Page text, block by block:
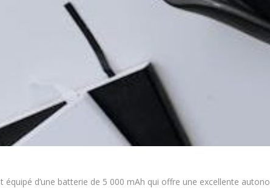
équipé d’une batterie de 5 000 mAh qui offre une excellente